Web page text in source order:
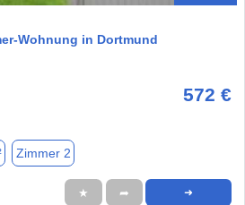
Wohnung in Dortmund
572 €
Zimmer 2
★ ➦ ➜